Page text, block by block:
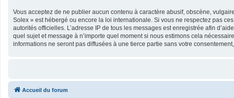
Vous acceptez de ne publier aucun contenu à caractère abusif, obscène,
Solex » est hébergé ou encore la loi internationale. Si vous ne respectez pas
autorités officielles. L’adresse IP de tous les messages est enregistrée afin
quel sujet et message à n’importe quel moment si nous estimons cela
informations ne seront pas diffusées à une tierce partie sans votre
Accueil du forum